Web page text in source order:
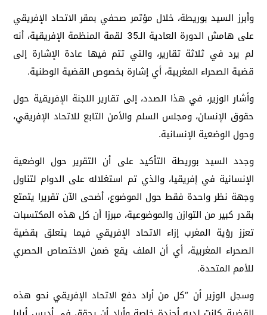
وأبرز السيد بوريطة، خلال مؤتمر صحفي بمقر الاتحاد الإفريقي
على هامش الدورة العادية الـ35 لقمة المنظمة الإفريقية، أنه
لم يرد في ثلاثة تقارير، والتي تتم فيها عادة الإشارة إلى
قضية الصحراء المغربية، أي إشارة بخصوص القضية الوطنية.
وأشار الوزير، في هذا الصدد، إلى تقارير اللجنة الإفريقية حول
حقوق الإنسان، ومجلس السلم والأمن التابع للاتحاد الإفريقي،
وحول الوضعية الإنسانية.
وجدد السيد بوريطة التأكيد على أن التقرير حول الوضعية
الإنسانية في إفريقيا، والذي تم استغلاله على الدوام لتناول
وجهة نظر واحدة فقط حول الموضوع، أضحى الآن تقريرا يتمتع
بقدر كبير من التوازن والموضوعية، مبرزا أن كل هذه المكتسبات
تعزز رؤية المغرب إزاء الاتحاد الإفريقي فيما يتعلق بقضية
الصحراء المغربية، أي أن الملف يقع ضمن الاختصاص الحصري
للأمم المتحدة.
وسجل الوزير أن “كل من أراد دفع الاتحاد الإفريقي نحو هذه